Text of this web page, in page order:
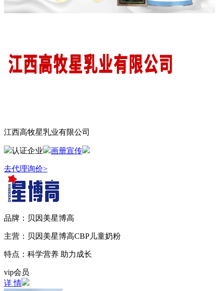
江西高牧星乳业有限公司
认证企业 画册宣传
去代理询价>
品牌： 贝因美星博高
主营： 贝因美星博高CBP儿童奶粉
特点： 科学营养 助力成长
vip会员
详 情